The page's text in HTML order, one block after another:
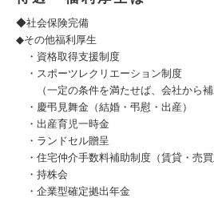
◆社会保険完備
◆その他福利厚生
・資格取得支援制度
・スポーツレクリエーション制度
（一定の条件を満たせば、会社から
・慶弔見舞金（結婚・弔慰・出産）
・出産育児一時金
・ランドセル贈呈
・住宅仲介手数料補助制度（賃貸・売買
・持株会
・企業型確定拠出年金